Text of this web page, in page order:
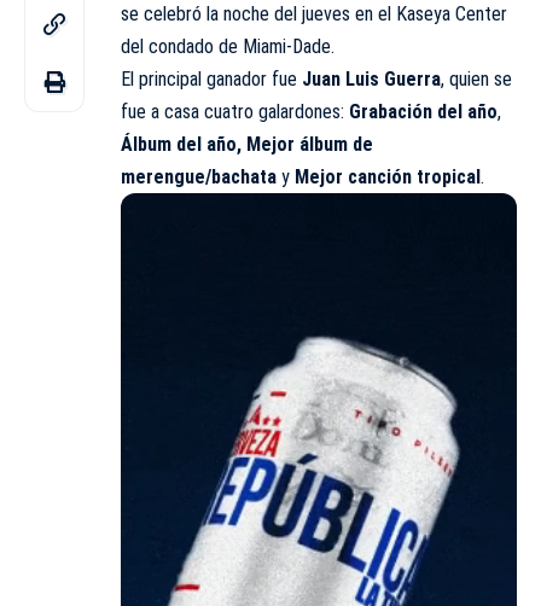
se celebró la noche del jueves en el Kaseya Center
del condado de Miami-Dade.
El principal ganador fue Juan Luis Guerra, quien se
fue a casa cuatro galardones: Grabación del año,
Álbum del año, Mejor álbum de
merengue/bachata y Mejor canción tropical.